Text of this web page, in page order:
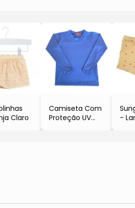
Claro
Camiseta Com
Proteção UV
-